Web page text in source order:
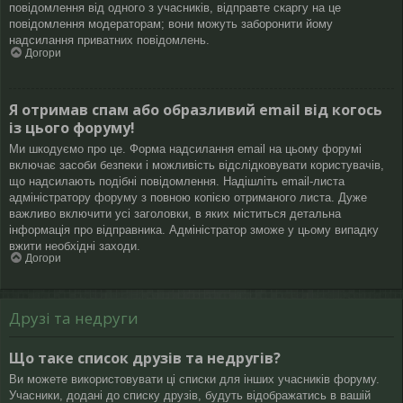
повідомлення від одного з учасників, відправте скаргу на це
повідомлення модераторам; вони можуть заборонити йому
надсилання приватних повідомлень.
Догори
Я отримав спам або образливий email від когось
із цього форуму!
Ми шкодуємо про це. Форма надсилання email на цьому форумі
включає засоби безпеки і можливість відслідковувати користувачів,
що надсилають подібні повідомлення. Надішліть email-листа
адміністратору форуму з повною копією отриманого листа. Дуже
важливо включити усі заголовки, в яких міститься детальна
інформація про відправника. Адміністратор зможе у цьому випадку
вжити необхідні заходи.
Догори
Друзі та недруги
Що таке список друзів та недругів?
Ви можете використовувати ці списки для інших учасників форуму.
Учасники, додані до списку друзів, будуть відображатись в вашій